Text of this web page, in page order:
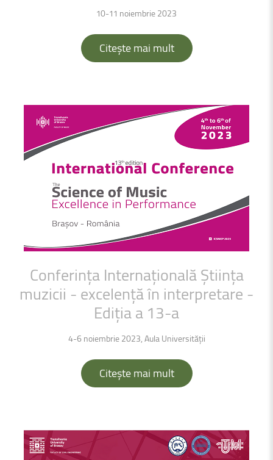
10-11 noiembrie 2023
Citește mai mult
Conferința InternaționalăȘtiința
muzicii - excelențăîn interpretare -
Edițiaa 13-a
4-6 noiembrie 2023, Aula Universității
Citește mai mult